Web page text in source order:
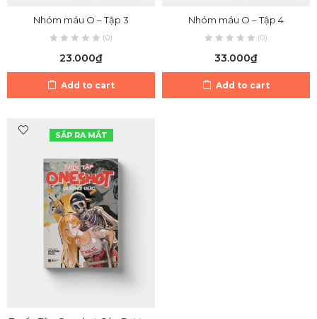
Nhóm máu O – Tập 3
(0)
23.000₫
Add to cart
Nhóm máu O – Tập 4
(0)
33.000₫
Add to cart
SẮP RA MẮT